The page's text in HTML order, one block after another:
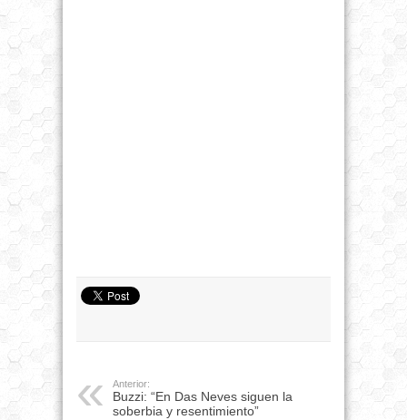
Anterior:
Buzzi: “En Das Neves siguen la
soberbia y resentimiento”